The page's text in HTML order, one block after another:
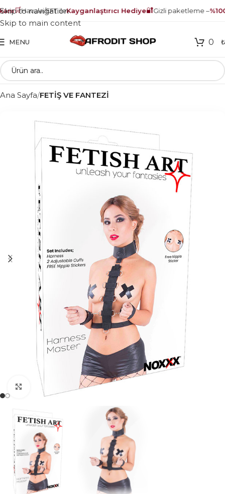
🛒Havale/EFT ileKayganlaştırıcı Hediye🔐Gizli paketleme –
Skip to navigation
Skip to main content
MENU 0 ₺
Ana Sayfa FETİŞ VE FANTEZİ
Click to enlarge